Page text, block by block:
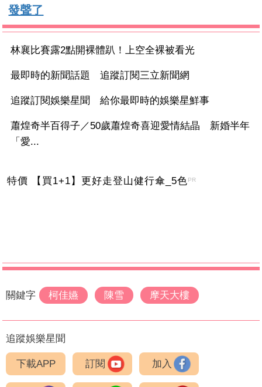
發聲了
林襄比賽露2點開裸體趴！上空全裸被看光
最即時的新聞話題 追蹤訂閱三立新聞網
追蹤訂閱娛樂星聞 給你最即時的娛樂星鮮事
蕭煌奇半百得子／50歲蕭煌奇喜迎愛情結晶 新婚半年
「愛...
特價 【買1+1】更好走登山健行傘_5色PR
關鍵字 柯佳嬿 陳雪 摩天大樓
追蹤娛樂星聞
下載APP 訂閱 加入